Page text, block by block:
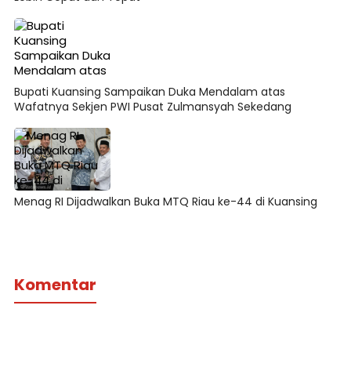
Bupati Kuansing Sampaikan Duka Mendalam atas
Wafatnya Sekjen PWI Pusat Zulmansyah Sekedang
Menag RI Dijadwalkan Buka MTQ Riau ke-44 di Kuansing
Komentar